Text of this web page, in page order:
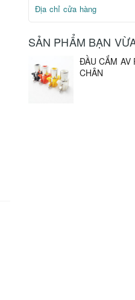
Địa chỉ cửa hàng
SẢN PHẨM BẠN
ĐẦU CẮM AV
CHÂN